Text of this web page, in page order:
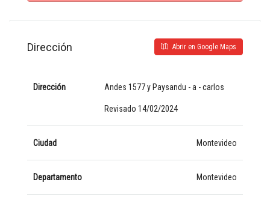
Dirección Abrir en Google Maps
Dirección Andes 1577 y Paysandu - a - carlos
Revisado 14/02/2024
Ciudad Montevideo
Departamento Montevideo